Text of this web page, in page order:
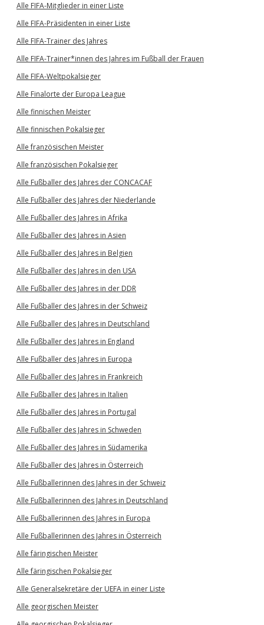
Alle FIFA-Mitglieder in einer Liste
Alle FIFA-Präsidenten in einer Liste
Alle FIFA-Trainer des Jahres
Alle FIFA-Trainer*innen des Jahres im Fußball der Frauen
Alle FIFA-Weltpokalsieger
Alle Finalorte der Europa League
Alle finnischen Meister
Alle finnischen Pokalsieger
Alle französischen Meister
Alle französischen Pokalsieger
Alle Fußballer des Jahres der CONCACAF
Alle Fußballer des Jahres der Niederlande
Alle Fußballer des Jahres in Afrika
Alle Fußballer des Jahres in Asien
Alle Fußballer des Jahres in Belgien
Alle Fußballer des Jahres in den USA
Alle Fußballer des Jahres in der DDR
Alle Fußballer des Jahres in der Schweiz
Alle Fußballer des Jahres in Deutschland
Alle Fußballer des Jahres in England
Alle Fußballer des Jahres in Europa
Alle Fußballer des Jahres in Frankreich
Alle Fußballer des Jahres in Italien
Alle Fußballer des Jahres in Portugal
Alle Fußballer des Jahres in Schweden
Alle Fußballer des Jahres in Südamerika
Alle Fußballer des Jahres in Österreich
Alle Fußballerinnen des Jahres in der Schweiz
Alle Fußballerinnen des Jahres in Deutschland
Alle Fußballerinnen des Jahres in Europa
Alle Fußballerinnen des Jahres in Österreich
Alle färingischen Meister
Alle färingischen Pokalsieger
Alle Generalsekretäre der UEFA in einer Liste
Alle georgischen Meister